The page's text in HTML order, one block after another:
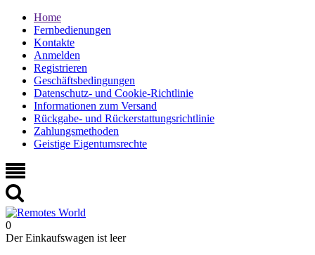
Home
Fernbedienungen
Kontakte
Anmelden
Registrieren
Geschäftsbedingungen
Datenschutz- und Cookie-Richtlinie
Informationen zum Versand
Rückgabe- und Rückerstattungsrichtlinie
Zahlungsmethoden
Geistige Eigentumsrechte
0
Der Einkaufswagen ist leer